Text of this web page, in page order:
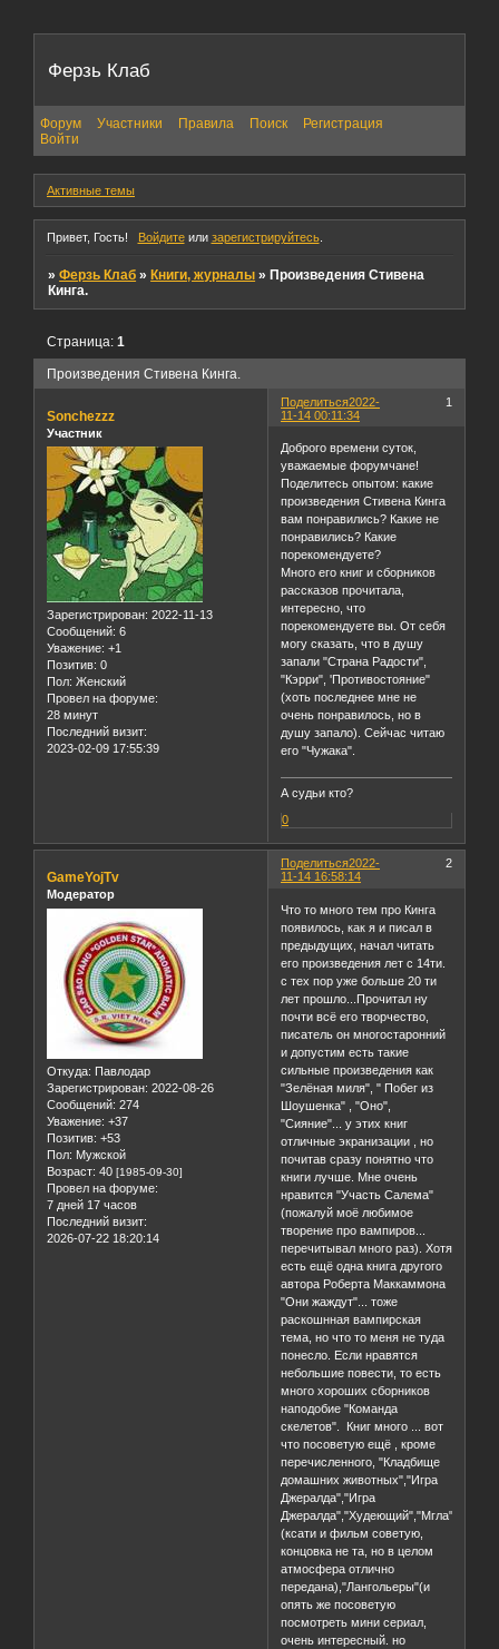
Ферзь Клаб
Форум Участники Правила Поиск
Регистрация
Войти
Активные темы
Привет, Гость! Войдитеили зарегистрируйтесь.
»Ферзь Клаб »Книги, журналы »Произведения Стивена
Кинга.
Произведения Стивена Кинга.
Страница:1
Поделиться 1
2022-
11-14 00:11:34
Sonchezzz
Участник
Зарегистрирован: 2022-11-13
Сообщений: 6
Уважение: +1
Позитив: 0
Пол: Женский
Провел на форуме:
28 минут
Последний визит:
2023-02-09 17:55:39
Доброго времени суток,
уважаемые форумчане!
Поделитесь опытом: какие
произведения Стивена Кинга
вам понравились? Какие не
понравились? Какие
порекомендуете?
Много его книг и сборников
рассказов прочитала,
интересно, что
порекомендуете вы. От себя
могу сказать, что в душу
запали "Страна Радости",
"Кэрри", 'Противостояние"
(хоть последнее мне не
очень понравилось, но в
душу запало). Сейчас читаю
его "Чужака".
А судьи кто?
0
Поделиться 2
2022-
11-14 16:58:14
GameYojTv
Модератор
Откуда: Павлодар
Зарегистрирован: 2022-08-26
Сообщений: 274
Уважение: +37
Позитив: +53
Пол: Мужской
Возраст: 40 [1985-09-30]
Провел на форуме:
7 дней 17 часов
Последний визит:
2026-07-22 18:20:14
Что то много тем про Кинга
появилось, как я и писал в
предыдущих, начал читать
его произведения лет с 14ти.
с тех пор уже больше 20 ти
лет прошло...Прочитал ну
почти всё его творчество,
писатель он многостаронний
и допустим есть такие
сильные произведения как
"Зелёная миля", " Побег из
Шоушенка" , "Оно",
"Сияние"... у этих книг
отличные экранизации , но
почитав сразу понятно что
книги лучше. Мне очень
нравится "Участь Салема"
(пожалуй моё любимое
творение про вампиров...
перечитывал много раз). Хотя
есть ещё одна книга другого
автора Роберта Маккаммона
"Они жаждут"... тоже
раскошнная вампирская
тема, но что то меня не туда
понесло. Если нравятся
небольшие повести, то есть
много хороших сборников
наподобие "Команда
скелетов". Книг много ... вот
что посоветую ещё , кроме
перечисленного, "Кладбище
домашних животных","Игра
Джералда","Игра
Джералда","Худеющий","Мгла"
(ксати и фильм советую,
концовка не та, но в целом
атмосфера отлично
передана),"Лангольеры"(и
опять же посоветую
посмотреть мини сериал,
очень интересный. но